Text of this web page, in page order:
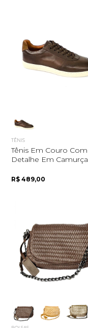
TÊNIS
Tênis Em Couro Com
Detalhe Em Camurça
R$ 489,00